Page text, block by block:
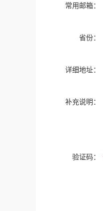
常用邮箱：
省份：
详细地址：
补充说明：
验证码：